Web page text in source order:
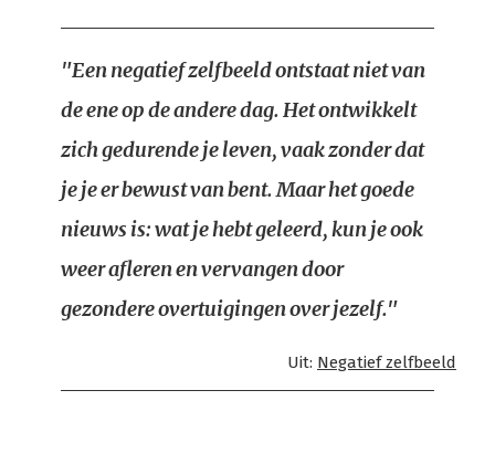
"Een negatief zelfbeeld ontstaat niet van
de ene op de andere dag. Het ontwikkelt
zich gedurende je leven, vaak zonder dat
je je er bewust van bent. Maar het goede
nieuws is: wat je hebt geleerd, kun je ook
weer afleren en vervangen door
gezondere overtuigingen over jezelf."
Uit: Negatief zelfbeeld